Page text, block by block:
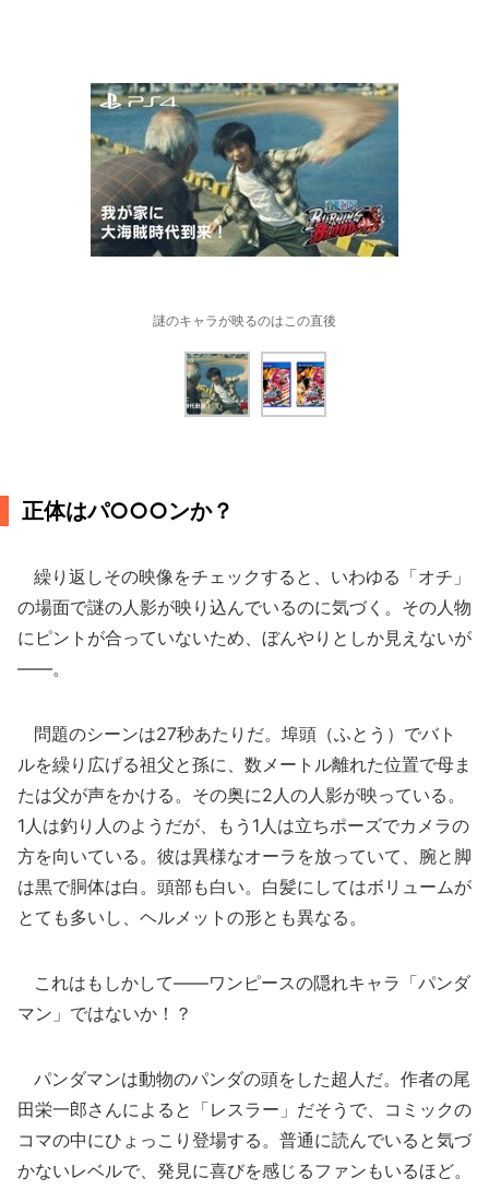
謎のキャラが映るのはこの直後
正体はパ○○○ンか？
繰り返しその映像をチェックすると、いわゆる「オチ」
の場面で謎の人影が映り込んでいるのに気づく。その人物
にピントが合っていないため、ぼんやりとしか見えないが
――。
問題のシーンは27秒あたりだ。埠頭（ふとう）でバト
ルを繰り広げる祖父と孫に、数メートル離れた位置で母ま
たは父が声をかける。その奥に2人の人影が映っている。
1人は釣り人のようだが、もう1人は立ちポーズでカメラの
方を向いている。彼は異様なオーラを放っていて、腕と脚
は黒で胴体は白。頭部も白い。白髪にしてはボリュームが
とても多いし、ヘルメットの形とも異なる。
これはもしかして――ワンピースの隠れキャラ「パンダ
マン」ではないか！？
パンダマンは動物のパンダの頭をした超人だ。作者の尾
田栄一郎さんによると「レスラー」だそうで、コミックの
コマの中にひょっこり登場する。普通に読んでいると気づ
かないレベルで、発見に喜びを感じるファンもいるほど。